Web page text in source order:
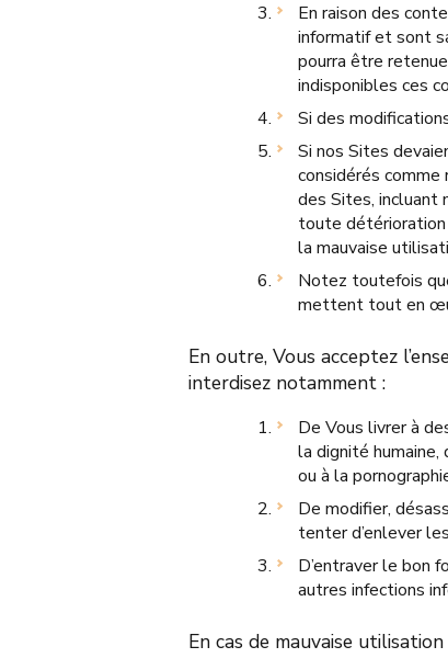
En raison des
informatif et sont
pourra être
indisponibles ces
Si des
Si nos Sites
considérés
des Sites, incluant
toute détérioration
la mauvaise
Notez toutefois
mettent tout en
En outre, Vous acceptez
interdisez notamment :
De Vous livrer à
la dignité humaine,
ou à la
De modifier,
tenter d’enlever
D’entraver le bon
autres infections
En cas de mauvaise